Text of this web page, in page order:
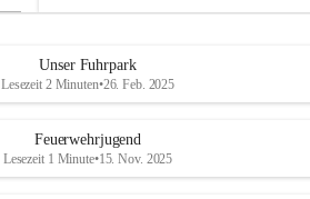
e
d
o
r
Unser Fuhrpark
Lesezeit 2 Minuten•26. Feb. 2025
Feuerwehrjugend
Lesezeit 1 Minute•15. Nov. 2025